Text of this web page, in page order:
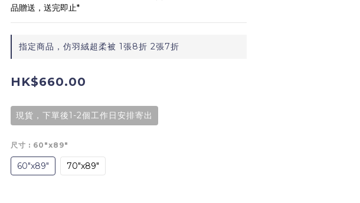
品贈送，送完即止*
指定商品，仿羽絨超柔被 1張8折 2張7折
HK$660.00
現貨，下單後1-2個工作日安排寄出
尺寸 : 60"x89"
60"x89" 70"x89"